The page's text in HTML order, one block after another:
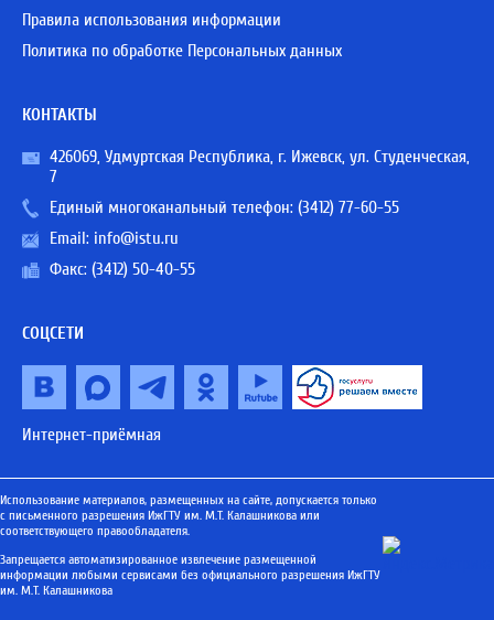
Правила использования информации
Политика по обработке Персональных данных
КОНТАКТЫ
426069, Удмуртская Республика, г. Ижевск, ул. Студенческая,
7
Единый многоканальный телефон: (3412) 77-60-55
Email: info@istu.ru
Факс: (3412) 50-40-55
СОЦСЕТИ
Интернет-приёмная
Использование материалов, размещенных на сайте, допускается только
с письменного разрешения ИжГТУ им. М.Т. Калашникова или
соответствующего правообладателя.
Запрещается автоматизированное извлечение размещенной
информации любыми сервисами без официального разрешения ИжГТУ
им. М.Т. Калашникова